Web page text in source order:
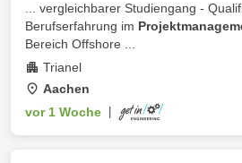
... vergleichbarer Studiengang -
Berufserfahrung im
Bereich Offshore ...
Trianel
Aachen
vor 1 Woche